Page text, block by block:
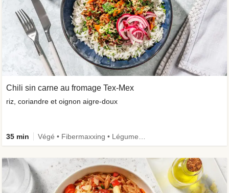
Chili sin carne au fromage Tex-Mex
riz, coriandre et oignon aigre-doux
35 min